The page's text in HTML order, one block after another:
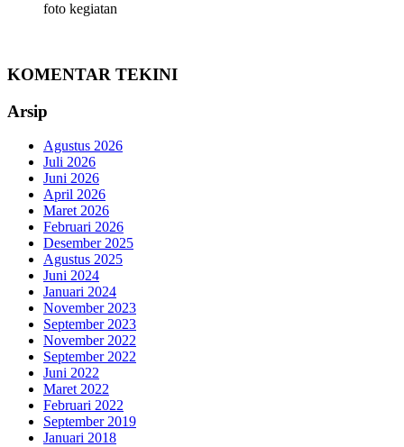
foto kegiatan
KOMENTAR TEKINI
Arsip
Agustus 2026
Juli 2026
Juni 2026
April 2026
Maret 2026
Februari 2026
Desember 2025
Agustus 2025
Juni 2024
Januari 2024
November 2023
September 2023
November 2022
September 2022
Juni 2022
Maret 2022
Februari 2022
September 2019
Januari 2018